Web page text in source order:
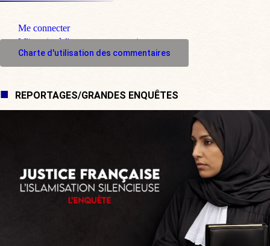
Me connecter
M'inscrire à l'espace commentaire
Charte d'utilisation des commentaires
REPORTAGES/GRANDES ENQUÊTES